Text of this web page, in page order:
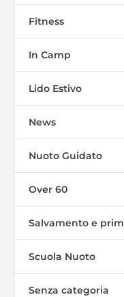
Fitness
In Camp
Lido Estivo
News
Nuoto Guidato
Over 60
Salvamento e
Scuola Nuoto
Senza categoria